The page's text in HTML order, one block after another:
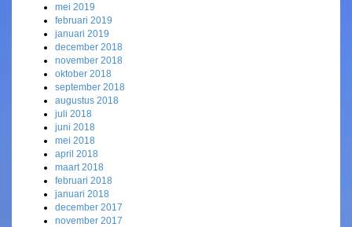
mei 2019
februari 2019
januari 2019
december 2018
november 2018
oktober 2018
september 2018
augustus 2018
juli 2018
juni 2018
mei 2018
april 2018
maart 2018
februari 2018
januari 2018
december 2017
november 2017